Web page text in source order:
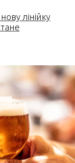
лінійку